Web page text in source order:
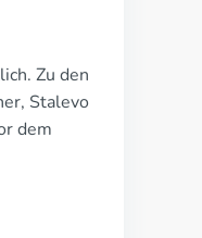
Zu den
Stalevo
dem